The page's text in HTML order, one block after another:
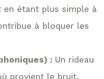
étant plus simple à
à bloquer les
: Un rideau
provient le bruit,